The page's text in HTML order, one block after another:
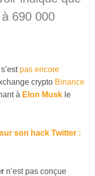
690 000
pas encore
crypto Binance
à Elon Musk le
son hack Twitter :
n’est pas conçue